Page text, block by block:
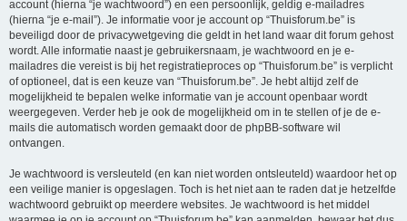
account (hierna “je wachtwoord”) en een persoonlijk, geldig e-mailadres
(hierna “je e-mail”). Je informatie voor je account op “Thuisforum.be” is
beveiligd door de privacywetgeving die geldt in het land waar dit forum gehost
wordt. Alle informatie naast je gebruikersnaam, je wachtwoord en je e-
mailadres die vereist is bij het registratieproces op “Thuisforum.be” is verplicht
of optioneel, dat is een keuze van “Thuisforum.be”. Je hebt altijd zelf de
mogelijkheid te bepalen welke informatie van je account openbaar wordt
weergegeven. Verder heb je ook de mogelijkheid om in te stellen of je de e-
mails die automatisch worden gemaakt door de phpBB-software wil
ontvangen.
Je wachtwoord is versleuteld (en kan niet worden ontsleuteld) waardoor het op
een veilige manier is opgeslagen. Toch is het niet aan te raden dat je hetzelfde
wachtwoord gebruikt op meerdere websites. Je wachtwoord is het middel